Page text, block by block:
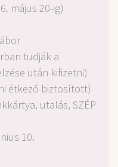
május 20-ig)
tudják a
után kifizetni)
étkező biztosított)
utalás, SZÉP
10.